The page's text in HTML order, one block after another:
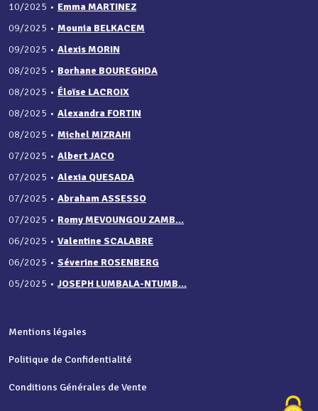
10/2025 • Emma MARTINEZ
09/2025 • Mounia BELKACEM
09/2025 • Alexis MORIN
08/2025 • Borhane BOUREGHDA
08/2025 • Éloïse LACROIX
08/2025 • Alexandra FORTIN
08/2025 • Michel MIZRAHI
07/2025 • Albert JACO
07/2025 • Alexia QUESADA
07/2025 • Abraham ASSESSO
07/2025 • Romy MEVOUNGOU ZAMB...
06/2025 • Valentine SCALABRE
06/2025 • Séverine ROSENBERG
05/2025 • JOSEPH LUMBALA-NTUMB...
Mentions légales
Politique de Confidentialité
Conditions Générales de Vente